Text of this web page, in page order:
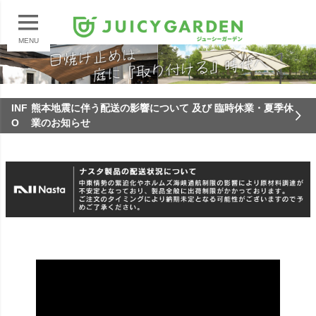
MENU
INF
O
熊本地震に伴う配送の影響について 及び 臨時休業・夏季休
業のお知らせ